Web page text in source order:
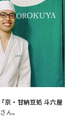
「京・甘納豆処 斗六屋
さん。